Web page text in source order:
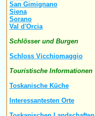
San Gimignano
Siena
Sorano
Val d'Orcia
Schlösser und Burgen
Schloss Vicchiomaggio
Touristische Informationen
Toskanische Küche
Interessantesten Orte